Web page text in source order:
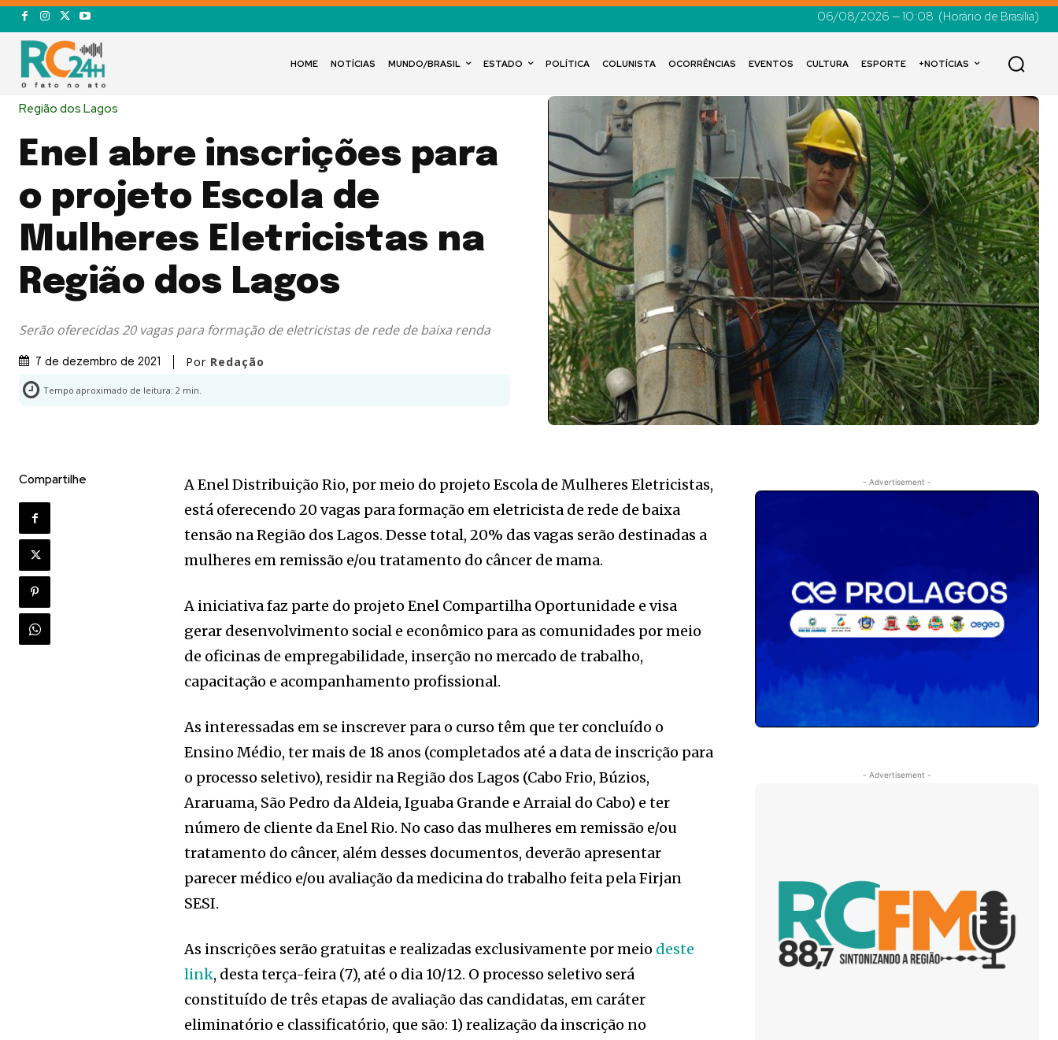
06/08/2026 — 10:08 (Horário de Brasília)
HOME NOTÍCIAS MUNDO/BRASIL ESTADO POLÍTICA COLUNISTA OCORRÊNCIAS EVENTOS CULTURA ESPORTE +NOTÍCIAS
Região dos Lagos
Enel abre inscrições para
o projeto Escola de
Mulheres Eletricistas na
Região dos Lagos
Serão oferecidas 20 vagas para formação de eletricistas de rede de baixa renda
7 de dezembro de 2021 Por Redação
Tempo aproximado de leitura: 2 min.
Compartilhe
A Enel Distribuição Rio, por meio do projeto Escola de Mulheres Eletricistas,
está oferecendo 20 vagas para formação em eletricista de rede de baixa
tensão na Região dos Lagos. Desse total, 20% das vagas serão destinadas a
mulheres em remissão e/ou tratamento do câncer de mama.
A iniciativa faz parte do projeto Enel Compartilha Oportunidade e visa
gerar desenvolvimento social e econômico para as comunidades por meio
de oficinas de empregabilidade, inserção no mercado de trabalho,
capacitação e acompanhamento profissional.
As interessadas em se inscrever para o curso têm que ter concluído o
Ensino Médio, ter mais de 18 anos (completados até a data de inscrição para
o processo seletivo), residir na Região dos Lagos (Cabo Frio, Búzios,
Araruama, São Pedro da Aldeia, Iguaba Grande e Arraial do Cabo) e ter
número de cliente da Enel Rio. No caso das mulheres em remissão e/ou
tratamento do câncer, além desses documentos, deverão apresentar
parecer médico e/ou avaliação da medicina do trabalho feita pela Firjan
SESI.
As inscrições serão gratuitas e realizadas exclusivamente por meio deste
link, desta terça-feira (7), até o dia 10/12. O processo seletivo será
constituído de três etapas de avaliação das candidatas, em caráter
eliminatório e classificatório, que são: 1) realização da inscrição no
- Advertisement -
- Advertisement -